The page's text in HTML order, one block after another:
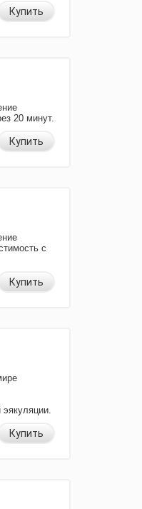
Купить
20 минут.
Купить
с
Купить
Купить